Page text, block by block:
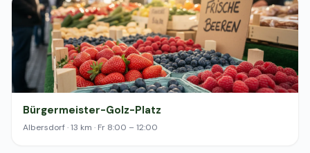
Bürgermeister-Golz-Platz
Albersdorf · 13 km · Fr 8:00 – 12:00